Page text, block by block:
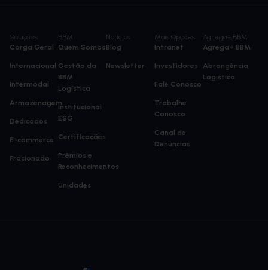
Soluções
Carga Geral
Internacional
Intermodal
Armazenagem
Dedicados
E-commerce
Fracionado
BBM
Quem Somos
Gestão da
BBM
Logística
Institucional
ESG
Certificações
Prêmios e
Reconhecimentos
Unidades
Notícias
Blog
Newsletter
Agrega+ BBM
Agrega+ BBM
Abrangência
Logística
Mais Opções
Intranet
Investidores
Fale Conosco
Trabalhe
Conosco
Canal de
Denúncias